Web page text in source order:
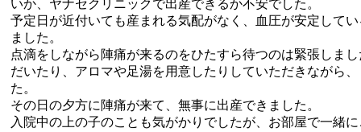
いか、ヤナセクリニックで出産できるか不安でした。
予定日が近付いても産まれる気配がなく、血圧が安定して
ました。
点滴をしながら陣痛が来るのをひたすら待つのは緊張しま
だいたり、アロマや足湯を用意したりしていただきながら
た。
その日の夕方に陣痛が来て、無事に出産できました。
入院中の上の子のことも気がかりでしたが、お部屋で一緒